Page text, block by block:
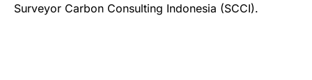
Surveyor Carbon Consulting Indonesia (SCCI).